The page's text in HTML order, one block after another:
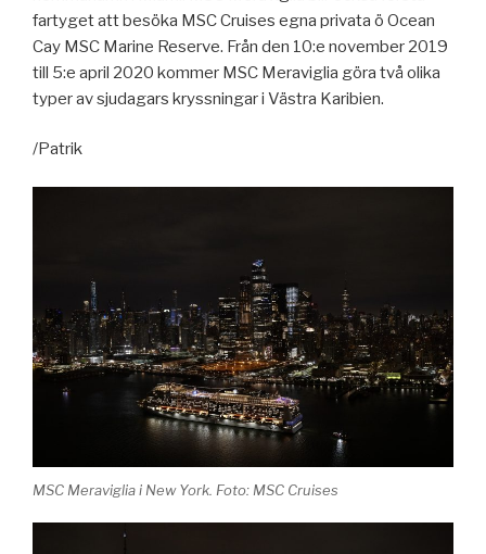
fartyget att besöka MSC Cruises egna privata ö Ocean
Cay MSC Marine Reserve. Från den 10:e november 2019
till 5:e april 2020 kommer MSC Meraviglia göra två olika
typer av sjudagars kryssningar i Västra Karibien.
/Patrik
MSC Meraviglia i New York. Foto: MSC Cruises